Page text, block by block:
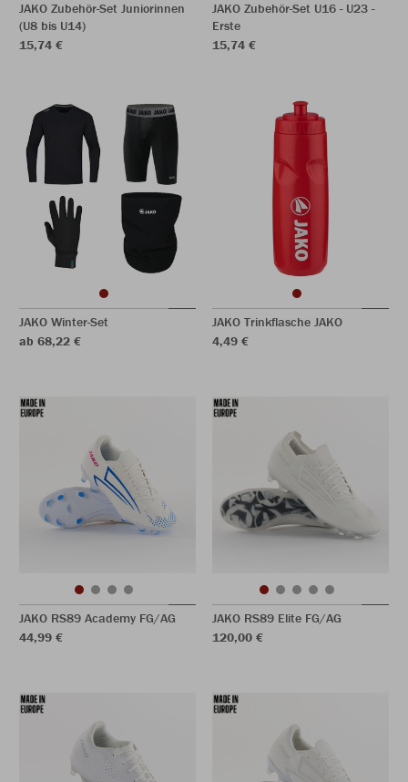
JAKO Zubehör-Set Juniorinnen
(U8 bis U14)
15,74 €
JAKO Zubehör-Set U16 - U23 -
Erste
15,74 €
JAKO Winter-Set
ab 68,22 €
JAKO Trinkflasche JAKO
4,49 €
JAKO RS89 Academy FG/AG
44,99 €
JAKO RS89 Elite FG/AG
120,00 €